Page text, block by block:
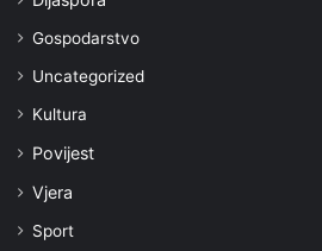
Gospodarstvo
Uncategorized
Kultura
Povijest
Vjera
Sport